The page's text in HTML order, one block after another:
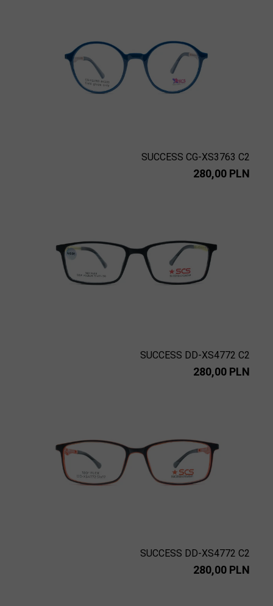
SUCCESS CG-XS3763 C2
280,00 PLN
SUCCESS DD-XS4772 C2
280,00 PLN
SUCCESS DD-XS4772 C2
280,00 PLN